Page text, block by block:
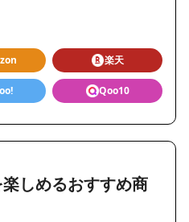
楽天
Qoo10
楽しめるおすすめ商